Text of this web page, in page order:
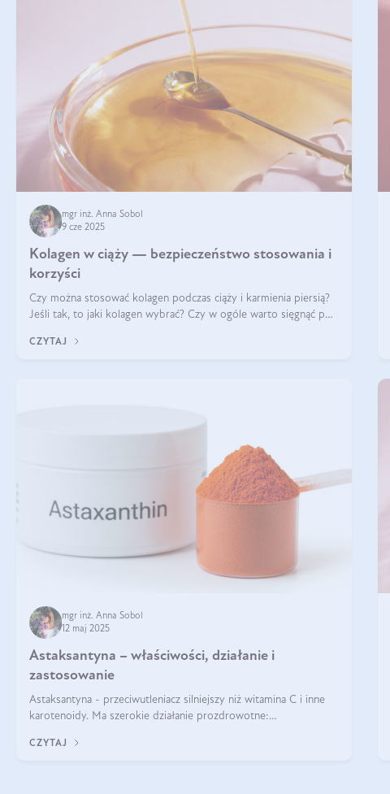
mgr inż. Anna Sobol
9 cze 2025
Kolagen w ciąży — bezpieczeństwo stosowania i
korzyści
Czy można stosować kolagen podczas ciąży i karmienia piersią?
Jeśli tak, to jaki kolagen wybrać? Czy w ogóle warto sięgnąć po
CZYTAJ
mgr inż. Anna Sobol
12 maj 2025
Astaksantyna – właściwości, działanie i
zastosowanie
Astaksantyna - przeciwutleniacz silniejszy niż witamina C i inne
karotenoidy. Ma szerokie działanie prozdrowotne:
CZYTAJ